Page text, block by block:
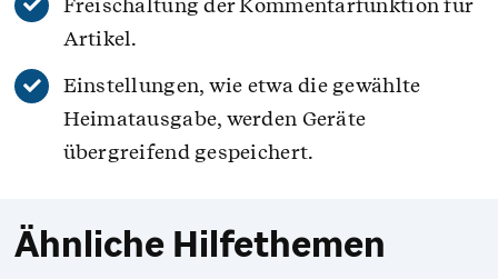
Artikel.
Einstellungen, wie etwa die gewählte
Heimatausgabe, werden Geräte
übergreifend gespeichert.
Ähnliche Hilfethemen